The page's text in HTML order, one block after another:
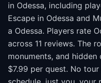
in Odessa, including
Escape in Odessa and
a Odessa. Players rate
across 11 reviews. The
monuments, and
$7.99 per quest. No